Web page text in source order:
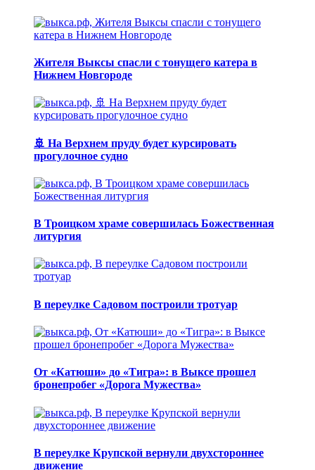
Жителя Выксы спасли с тонущего катера в
Нижнем Новгороде
🚢 На Верхнем пруду будет курсировать
прогулочное судно
В Троицком храме совершилась Божественная
литургия
В переулке Садовом построили тротуар
От «Катюши» до «Тигра»: в Выксе прошел
бронепробег «Дорога Мужества»
В переулке Крупской вернули двухстороннее
движение